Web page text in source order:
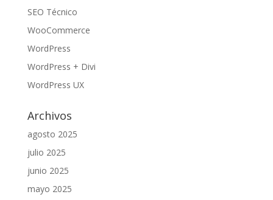
SEO Técnico
WooCommerce
WordPress
WordPress + Divi
WordPress UX
Archivos
agosto 2025
julio 2025
junio 2025
mayo 2025